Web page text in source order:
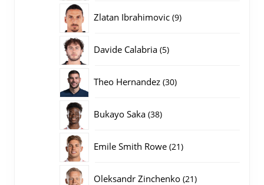
Zlatan Ibrahimovic 99
Davide Calabria 55
Theo Hernandez 3030
Bukayo Saka 3838
Emile Smith Rowe 2121
Oleksandr Zinchenko 2121